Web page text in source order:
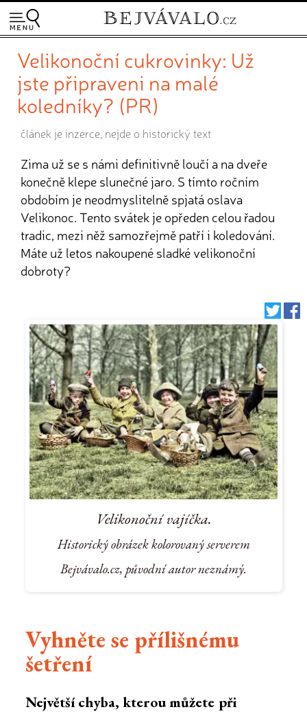
Velikonoční cukrovinky: Už
jste připraveni na malé
koledníky? (PR)
článek je inzerce, nejde o historický text
Zima už se s námi definitivně loučí a na dveře
konečně klepe slunečné jaro. S tímto ročním
obdobím je neodmyslitelně spjatá oslava
Velikonoc. Tento svátek je opředen celou řadou
tradic, mezi něž samozřejmě patří i koledování.
Máte už letos nakoupené sladké velikonoční
dobroty?
Velikonoční vajíčka.
Historický obrázek kolorovaný serverem
Bejvávalo.cz, původní autor neznámý.
Vyhněte se přílišnému
šetření
Největší chyba, kterou můžete při